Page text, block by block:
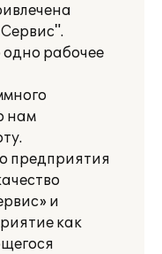
рабочее
нам
предприятия
и
как